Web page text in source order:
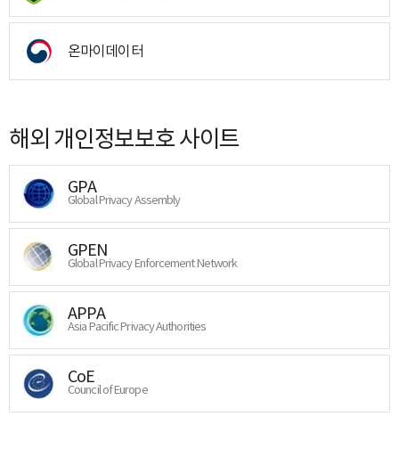
온마이데이터
해외 개인정보보호 사이트
GPA
Global Privacy Assembly
GPEN
Global Privacy Enforcement Network
APPA
Asia Pacific Privacy Authorities
CoE
Council of Europe